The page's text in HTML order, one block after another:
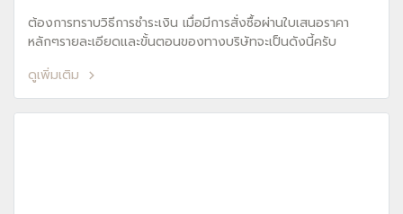
ต้องการทราบวิธีการชำระเงิน เมื่อมีการสั่งซื้อผ่านใบเสนอราคา
หลักๆรายละเอียดและขั้นตอนของทางบริษัทจะเป็นดังนี้ครับ
ดูเพิ่มเติม